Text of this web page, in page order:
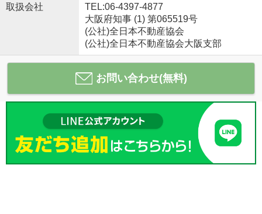
取扱会社
TEL:06-4397-4877
大阪府知事 (1) 第065519号
(公社)全日本不動産協会
(公社)全日本不動産協会大阪支部
お問い合わせ(無料)